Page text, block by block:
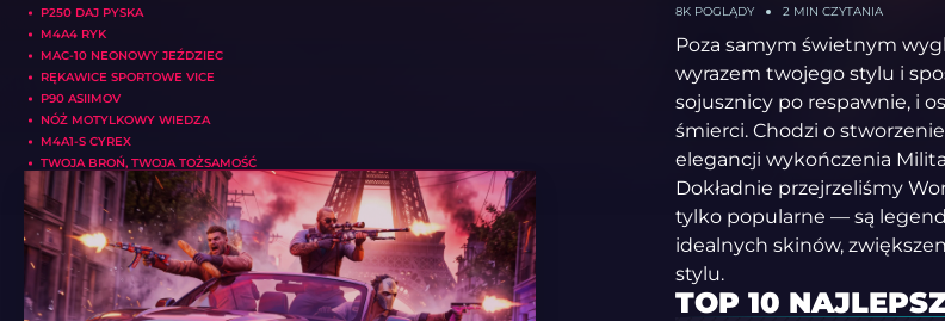
P250 DAJ PYSKA
M4A4 RYK
MAC-10 NEONOWY JEŹDZIEC
RĘKAWICE SPORTOWE VICE
P90 ASIIMOV
NÓŻ MOTYLKOWY WIEDZA
M4A1-S CYREX
TWOJA BROŃ, TWOJA TOŻSAMOŚĆ
8KPOGLĄDY 2 MIN CZYTANIA
Poza samym świetnym
wyrazem twojego stylu i
sojusznicy po respawnie, i
śmierci. Chodzi o
elegancji wykończenia
Dokładnie przejrzeliśmy
tylko popularne — są
idealnych skinów,
stylu.
TOP 10